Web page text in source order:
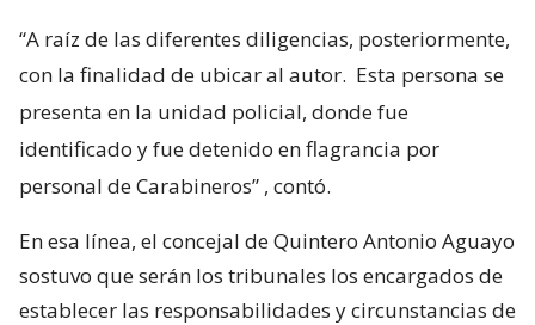
“A raíz de las diferentes diligencias, posteriormente,
con la finalidad de ubicar al autor. Esta persona se
presenta en la unidad policial, donde fue
identificado y fue detenido en flagrancia por
personal de Carabineros” , contó.
En esa línea, el concejal de Quintero Antonio Aguayo
sostuvo que serán los tribunales los encargados de
establecer las responsabilidades y circunstancias de